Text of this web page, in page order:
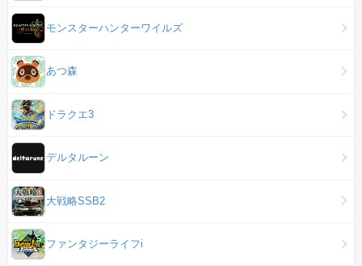
モンスターハンターワイルズ
あつ森
ドラクエ3
デルタルーン
大戦略SSB2
ファンタジーライフi